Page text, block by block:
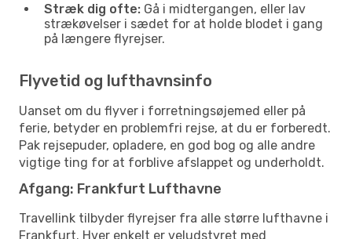
Stræk dig ofte: Gå i midtergangen, eller lav
strækøvelser i sædet for at holde blodet i gang
på længere flyrejser.
Flyvetid og lufthavnsinfo
Uanset om du flyver i forretningsøjemed eller på
ferie, betyder en problemfri rejse, at du er forberedt.
Pak rejsepuder, opladere, en god bog og alle andre
vigtige ting for at forblive afslappet og underholdt.
Afgang: Frankfurt Lufthavne
Travellink tilbyder flyrejser fra alle større lufthavne i
Frankfurt. Hver enkelt er veludstyret med